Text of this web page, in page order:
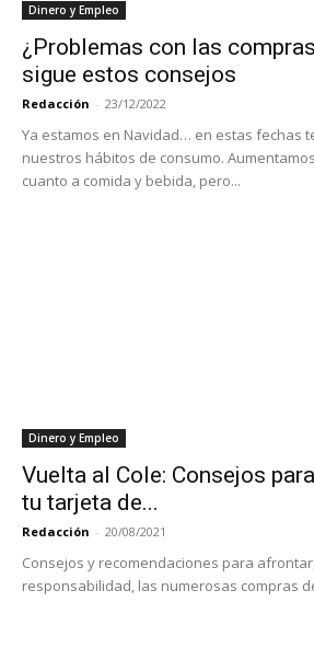
Dinero y Empleo
¿Problemas con las
sigue estos consejos
Redacción - 23/12/2022
Ya estamos en Navidad… en estas fechas
nuestros hábitos de consumo.
cuanto a comida y bebida, pero...
Dinero y Empleo
Vuelta al Cole: Consejos
tu tarjeta de...
Redacción - 20/08/2021
Consejos y recomendaciones para
responsabilidad, las numerosas compras